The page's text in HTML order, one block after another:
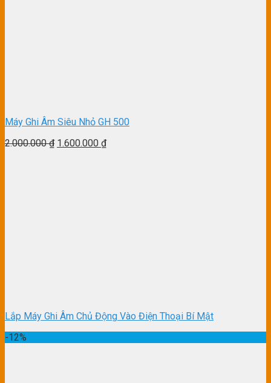
Máy Ghi Âm Siêu Nhỏ GH 500
2.000.000₫ 1.600.000 ₫
Lắp Máy Ghi Âm Chủ Động Vào Điện Thoại Bí Mật
-12%